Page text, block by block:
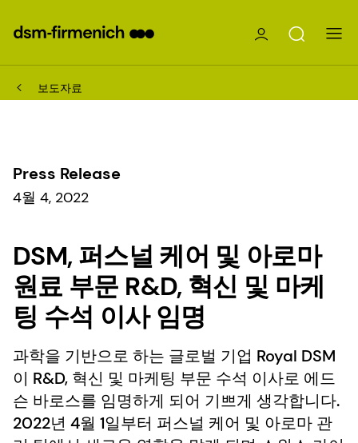
보도자료
Press Release
4월 4, 2022
DSM, 퍼스널 케어 및 아로마
원료 부문 R&D, 혁신 및 마케
팅 수석 이사 임명
과학을 기반으로 하는 글로벌 기업 Royal DSM
이 R&D, 혁신 및 마케팅 부문 수석 이사로 에드
슨 바로스를 임명하게 되어 기쁘게 생각합니다.
2022년 4월 1일부터 퍼스널 케어 및 아로마 관